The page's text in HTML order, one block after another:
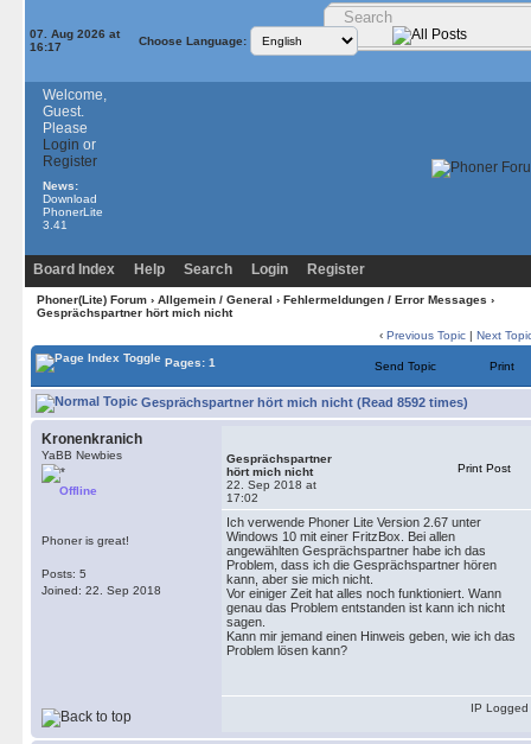
07. Aug 2026 at
16:17
Choose Language:
Welcome,
Guest.
Please
Login or
Register
News:
Download
PhonerLite
3.41
Board Index Help Search Login Register
Phoner(Lite) Forum› Allgemein / General › Fehlermeldungen / Error Messages ›
Gesprächspartner hört mich nicht
‹ Previous Topic | Next
Pages: 1 Send Topic Print
Gesprächspartner hört mich nicht (Read 8592 times)
Kronenkranich
YaBB Newbies
Offline
Phoner is great!
Posts: 5
Joined: 22. Sep 2018
Gesprächspartner
hört mich nicht
22. Sep 2018 at
17:02
Print Post
Ich verwende Phoner Lite Version 2.67 unter
Windows 10 mit einer FritzBox. Bei allen
angewählten Gesprächspartner habe ich das
Problem, dass ich die Gesprächspartner hören
kann, aber sie mich nicht.
Vor einiger Zeit hat alles noch funktioniert. Wann
genau das Problem entstanden ist kann ich nicht
sagen.
Kann mir jemand einen Hinweis geben, wie ich das
Problem lösen kann?
IP Logged